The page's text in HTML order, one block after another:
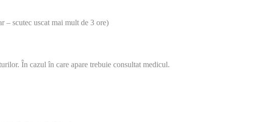
– scutec uscat mai mult de 3 ore)
În cazul în care apare trebuie consultat medicul.